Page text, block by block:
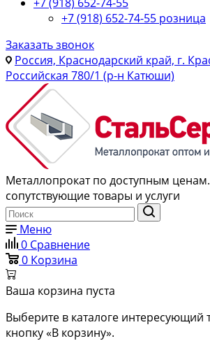
+7 (918) 652-74-55 розница
Заказать звонок
Россия, Краснодарский край, г.
Российская 780/1 (р-н Катюши)
Металлопрокат по доступным
сопутствующие товары и услуги
Меню
0 Сравнение
0 Корзина
Ваша корзина пуста
Выберите в каталоге интересующий
кнопку «В корзину».